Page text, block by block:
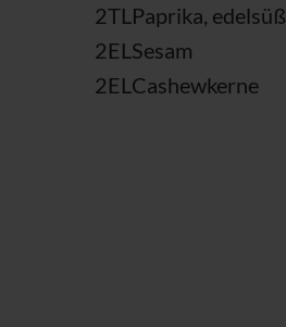
2TL Paprika, edelsüß
2EL Sesam
2EL Cashewkerne